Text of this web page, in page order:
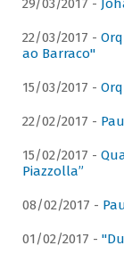
29/03/2017 -
22/03/2017 -
ao Barraco"
15/03/2017 -
22/02/2017 -
15/02/2017 -
Piazzolla”
08/02/2017 -
01/02/2017 -